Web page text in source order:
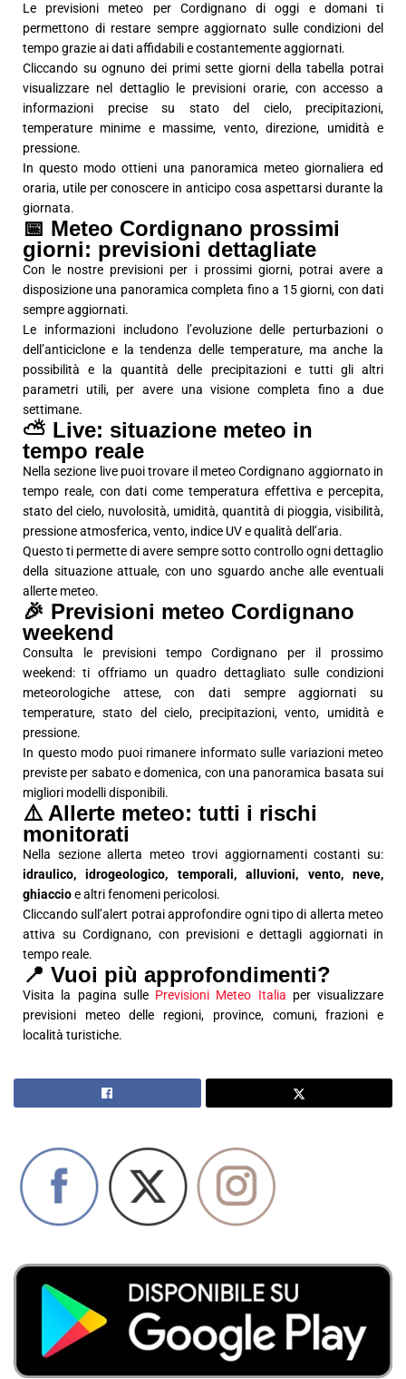
Le previsioni meteo per Cordignano di oggi e domani ti
permettono di restare sempre aggiornato sulle condizioni del
tempo grazie ai dati affidabili e costantemente aggiornati.
Cliccando su ognuno dei primi sette giorni della tabella potrai
visualizzare nel dettaglio le previsioni orarie, con accesso a
informazioni precise su stato del cielo, precipitazioni,
temperature minime e massime, vento, direzione, umidità e
pressione.
In questo modo ottieni una panoramica meteo giornaliera ed
oraria, utile per conoscere in anticipo cosa aspettarsi durante la
giornata.
📅 Meteo Cordignano prossimi
giorni: previsioni dettagliate
Con le nostre previsioni per i prossimi giorni, potrai avere a
disposizione una panoramica completa fino a 15 giorni, con dati
sempre aggiornati.
Le informazioni includono l’evoluzione delle perturbazioni o
dell’anticiclone e la tendenza delle temperature, ma anche la
possibilità e la quantità delle precipitazioni e tutti gli altri
parametri utili, per avere una visione completa fino a due
settimane.
⛅ Live: situazione meteo in
tempo reale
Nella sezione live puoi trovare il meteo Cordignano aggiornato in
tempo reale, con dati come temperatura effettiva e percepita,
stato del cielo, nuvolosità, umidità, quantità di pioggia, visibilità,
pressione atmosferica, vento, indice UV e qualità dell’aria.
Questo ti permette di avere sempre sotto controllo ogni dettaglio
della situazione attuale, con uno sguardo anche alle eventuali
allerte meteo.
🎉 Previsioni meteo Cordignano
weekend
Consulta le previsioni tempo Cordignano per il prossimo
weekend: ti offriamo un quadro dettagliato sulle condizioni
meteorologiche attese, con dati sempre aggiornati su
temperature, stato del cielo, precipitazioni, vento, umidità e
pressione.
In questo modo puoi rimanere informato sulle variazioni meteo
previste per sabato e domenica, con una panoramica basata sui
migliori modelli disponibili.
⚠️ Allerte meteo: tutti i rischi
monitorati
Nella sezione allerta meteo trovi aggiornamenti costanti su:
idraulico, idrogeologico, temporali, alluvioni, vento, neve,
ghiaccioe altri fenomeni pericolosi.
Cliccando sull’alert potrai approfondire ogni tipo di allerta meteo
attiva su Cordignano, con previsioni e dettagli aggiornati in
tempo reale.
📍 Vuoi più approfondimenti?
Visita la pagina sulle Previsioni Meteo Italia per visualizzare
previsioni meteo delle regioni, province, comuni, frazioni e
località turistiche.